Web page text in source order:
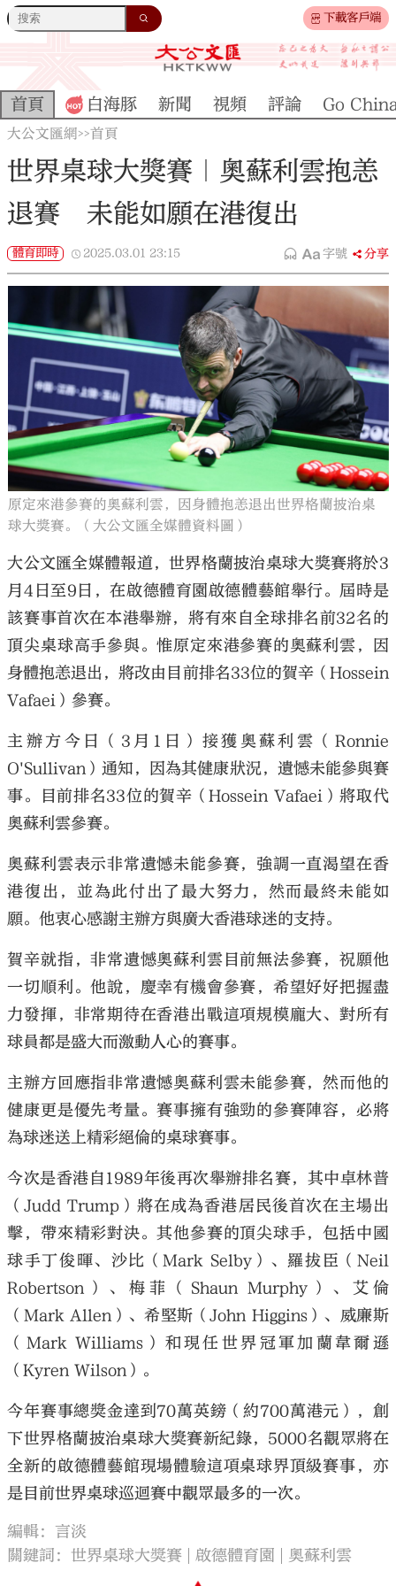
下載客戶端
大公文匯
首頁 白海豚 新聞 視頻 評論 Go
大公文匯網>>首頁
世界桌球大獎賽｜奧蘇利雲抱恙
退賽 未能如願在港復出
體育即時 2025.03.01 23:15 字號 分享
原定來港參賽的奧蘇利雲，因身體抱恙退出世界格蘭披治桌
球大獎賽。（大公文匯全媒體資料圖）
大公文匯全媒體報道，世界格蘭披治桌球大獎賽將於3
月4日至9日，在啟德體育園啟德體藝館舉行。屆時是
該賽事首次在本港舉辦，將有來自全球排名前32名的
頂尖桌球高手參與。惟原定來港參賽的奧蘇利雲，因
身體抱恙退出，將改由目前排名33位的賀辛（Hossein
Vafaei）參賽。
主辦方今日（3月1日）接獲奧蘇利雲（Ronnie
O'Sullivan）通知，因為其健康狀況，遺憾未能參與賽
事。目前排名33位的賀辛（Hossein Vafaei）將取代
奧蘇利雲參賽。
奧蘇利雲表示非常遺憾未能參賽，強調一直渴望在香
港復出，並為此付出了最大努力，然而最終未能如
願。他衷心感謝主辦方與廣大香港球迷的支持。
賀辛就指，非常遺憾奧蘇利雲目前無法參賽，祝願他
一切順利。他說，慶幸有機會參賽，希望好好把握盡
力發揮，非常期待在香港出戰這項規模龐大、對所有
球員都是盛大而激動人心的賽事。
主辦方回應指非常遺憾奧蘇利雲未能參賽，然而他的
健康更是優先考量。賽事擁有強勁的參賽陣容，必將
為球迷送上精彩絕倫的桌球賽事。
今次是香港自1989年後再次舉辦排名賽，其中卓林普
（Judd Trump）將在成為香港居民後首次在主場出
擊，帶來精彩對決。其他參賽的頂尖球手，包括中國
球手丁俊暉、沙比（Mark Selby）、羅拔臣（Neil
Robertson）、梅菲（Shaun Murphy）、艾倫
（Mark Allen）、希堅斯（John Higgins）、威廉斯
（Mark Williams）和現任世界冠軍加蘭韋爾遜
（Kyren Wilson）。
今年賽事總獎金達到70萬英鎊（約700萬港元），創
下世界格蘭披治桌球大獎賽新紀錄，5000名觀眾將在
全新的啟德體藝館現場體驗這項桌球界頂級賽事，亦
是目前世界桌球巡迴賽中觀眾最多的一次。
編輯：言淡
關鍵詞： 世界桌球大獎賽 啟德體育園 奧蘇利雲